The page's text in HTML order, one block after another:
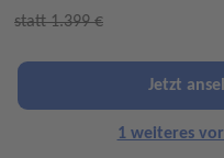
statt 1.399 €
Jetzt
1 weiteres